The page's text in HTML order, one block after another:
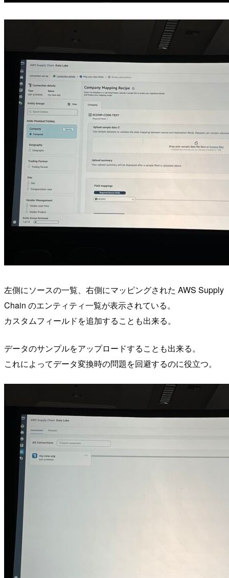
左側にソースの一覧、右側にマッピングされた AWS Supply
Chain のエンティティ一覧が表示されている。
カスタムフィールドを追加することも出来る。
データのサンプルをアップロードすることも出来る。
これによってデータ変換時の問題を回避するのに役立つ。